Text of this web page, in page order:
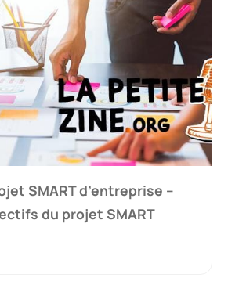
SMART d’entreprise –
du projet SMART